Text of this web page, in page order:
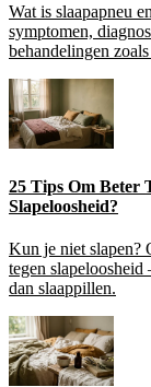
Wat is slaapapneu
symptomen,
behandelingen
25 Tips Om Beter
Slapeloosheid?
Kun je niet slapen?
tegen
dan slaappillen.